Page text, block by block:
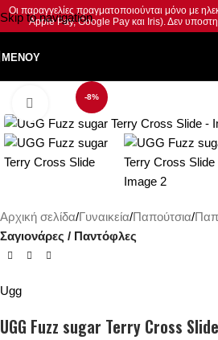
Skip to navigation
Skip to main content
Οι παραγγελίες πραγματοποιούνται μόνο με
Apple Pay, Google Pay και Iris). Δεν
ΜΕΝΟΎ
-8%
Κλικ για μεγέθυνση
Αρχική σελίδα Γυναικεία Παπούτσια
Σαγιονάρες / Παντόφλες
Ugg
UGG Fuzz sugar Terry Cross Slide